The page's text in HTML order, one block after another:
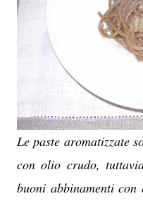
Le paste aromatizzate
con olio crudo,
buoni abbinamenti